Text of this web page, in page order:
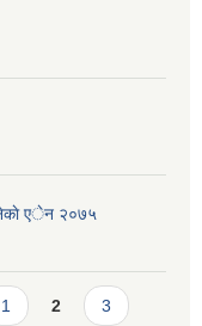
बनेकाे एेन २०७५
1 2 3